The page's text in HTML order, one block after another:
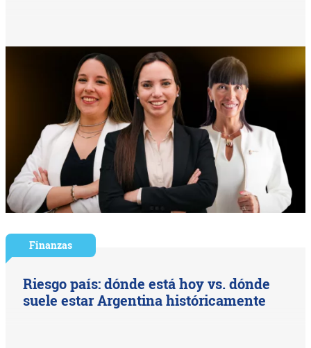
Finanzas
Riesgo país: dónde está hoy vs. dónde
suele estar Argentina históricamente